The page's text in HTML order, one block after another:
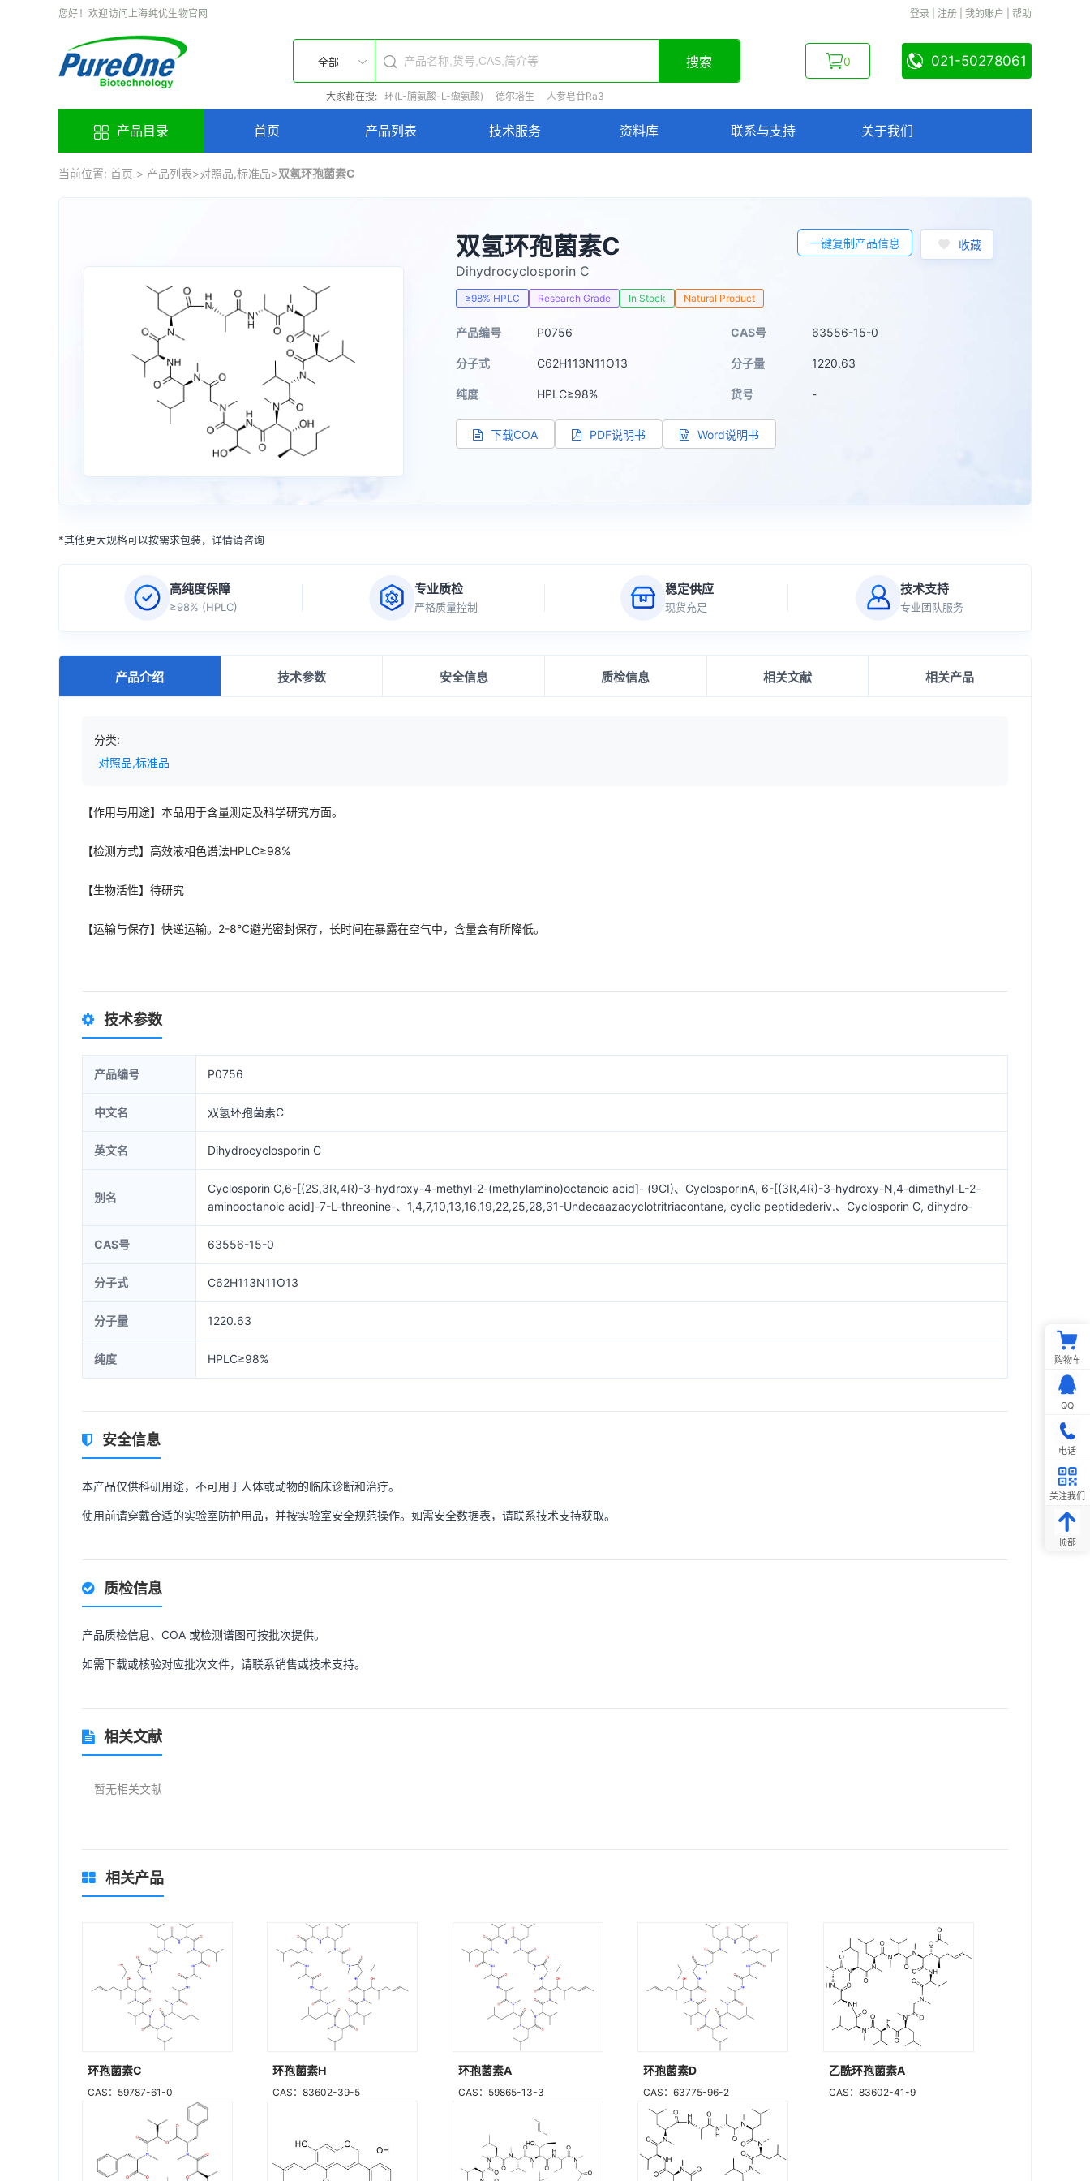
您好！欢迎访问上海纯优生物官网 登录 注册 我的账户 帮助
全部 搜索
大家都在搜: 环(L-脯氨酸-L-缬氨酸) 德尔塔生 人参皂苷Ra3
0 021-50278061
产品目录 首页 产品列表 技术服务 资料库 联系与支持 关于我们
当前位置: 首页 > 产品列表>对照品,标准品>双氢环孢菌素C
双氢环孢菌素C 一键复制产品信息 收藏
Dihydrocyclosporin C
≥98% HPLC Research Grade In Stock Natural Product
产品编号 P0756 CAS号 63556-15-0
分子式 C62H113N11O13 分子量 1220.63
纯度 HPLC≥98% 货号 -
下载COA PDF说明书 Word说明书
*其他更大规格可以按需求包装，详情请咨询
高纯度保障
≥98% (HPLC)
专业质检
严格质量控制
稳定供应
现货充足
技术支持
专业团队服务
产品介绍 技术参数 安全信息 质检信息 相关文献 相关产品
分类:
对照品,标准品
【作用与用途】本品用于含量测定及科学研究方面。
【检测方式】高效液相色谱法HPLC≥98%
【生物活性】待研究
【运输与保存】快递运输。2-8℃避光密封保存，长时间在暴露在空气中，含量会有所降低。
技术参数
产品编号 P0756
中文名 双氢环孢菌素C
英文名 Dihydrocyclosporin C
别名
Cyclosporin C,6-[(2S,3R,4R)-3-hydroxy-4-methyl-2-(methylamino)octanoic acid]- (9CI)、CyclosporinA, 6-[(3R,4R)-3-hydroxy-N,4-dimethyl-L-2-
aminooctanoic acid]-7-L-threonine-、1,4,7,10,13,16,19,22,25,28,31-Undecaazacyclotritriacontane, cyclic peptidederiv.、Cyclosporin C, dihydro-
CAS号 63556-15-0
分子式 C62H113N11O13
分子量 1220.63
纯度 HPLC≥98%
安全信息
本产品仅供科研用途，不可用于人体或动物的临床诊断和治疗。
使用前请穿戴合适的实验室防护用品，并按实验室安全规范操作。如需安全数据表，请联系技术支持获取。
质检信息
产品质检信息、COA 或检测谱图可按批次提供。
如需下载或核验对应批次文件，请联系销售或技术支持。
相关文献
暂无相关文献
相关产品
环孢菌素C
CAS：59787-61-0
环孢菌素H
CAS：83602-39-5
环孢菌素A
CAS：59865-13-3
环孢菌素D
CAS：63775-96-2
乙酰环孢菌素A
CAS：83602-41-9
购物车
QQ
电话
关注我们
顶部